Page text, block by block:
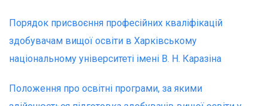
Порядок присвоєння професійних кваліфікацій
здобувачам вищої освіти в Харківському
національному університеті імені В. Н. Каразіна
Положення про освітні програми, за якими